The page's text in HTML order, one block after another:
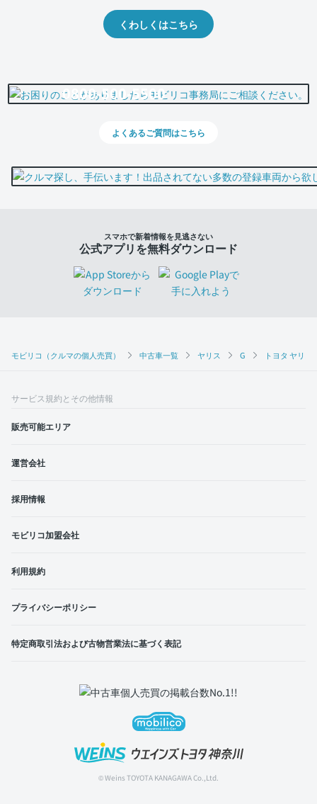
モビリコ（クルマの個人売買） 中古車一覧 ヤリス G トヨタ ヤリ
くわしくはこちら
0800-500-5500
よくあるご質問はこちら
スマホで新着情報を見逃さない
公式アプリを無料ダウンロード
サービス規約とその他情報
販売可能エリア
運営会社
採用情報
モビリコ加盟会社
利用規約
プライバシーポリシー
特定商取引法および古物営業法に基づく表記
© Weins TOYOTA KANAGAWA Co.,Ltd.